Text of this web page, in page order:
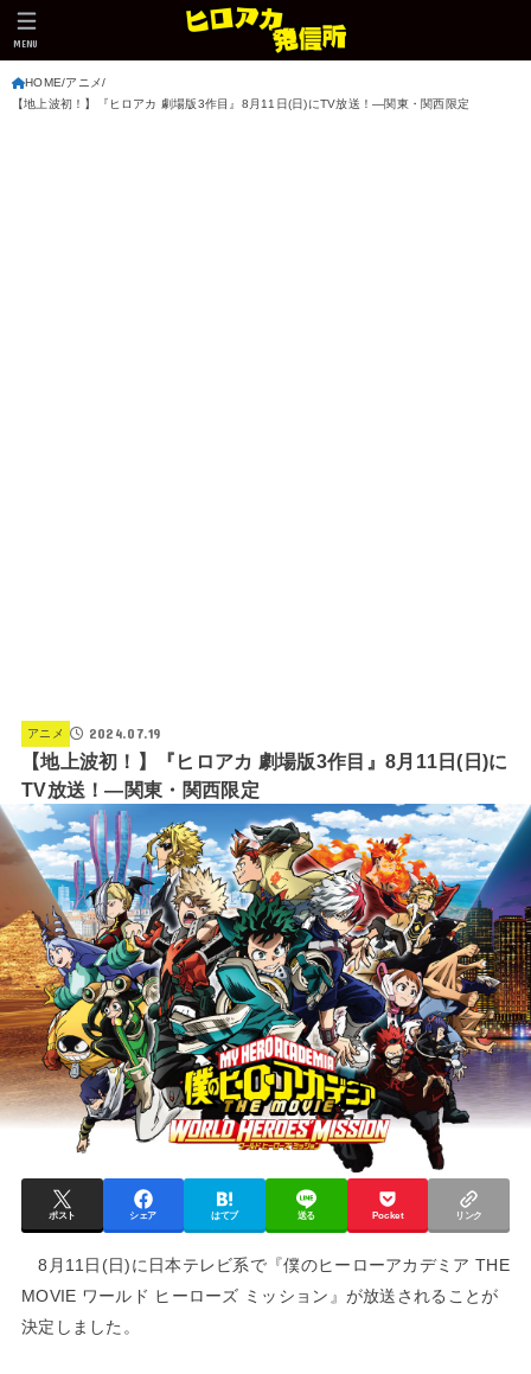
MENU
HOME アニメ
【地上波初！】『ヒロアカ 劇場版3作目』8月11日(日)にTV放送！―関東・関西限定
アニメ 2024.07.19
【地上波初！】『ヒロアカ 劇場版3作目』8月11日(日)に
TV放送！―関東・関西限定
ポスト シェア はてブ 送る Pocket リンク
8月11日(日)に日本テレビ系で『僕のヒーローアカデミア THE
MOVIE ワールド ヒーローズ ミッション』が放送されることが
決定しました。